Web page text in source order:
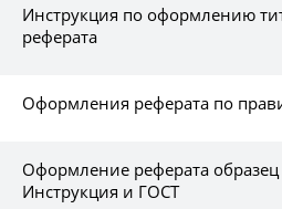
Инструкция по оформлению
реферата
Оформления реферата по
Оформление реферата
Инструкция и ГОСТ